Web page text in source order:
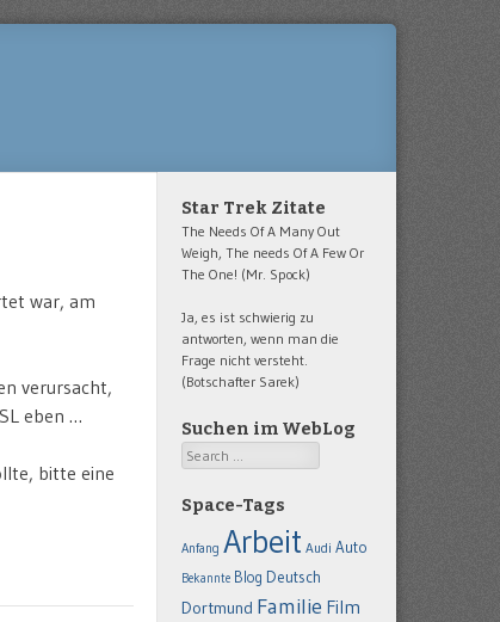
war, am
verursacht,
eben …
bitte eine
Star Trek Zitate
The Needs Of A Many Out
Weigh, The needs Of A Few Or
The One! (Mr. Spock)
Ja, es ist schwierig zu
antworten, wenn man die
Frage nicht versteht.
(Botschafter Sarek)
Suchen im WebLog
Search
Space-Tags
Anfang Arbeit Audi Auto
Bekannte Blog Deutsch
Dortmund Familie Film